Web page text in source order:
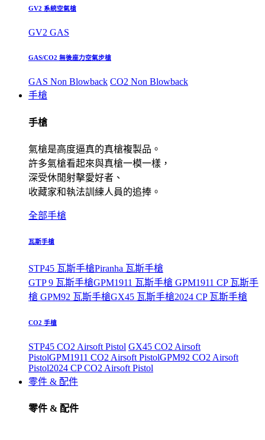
GV2 系統空氣槍
GV2 GAS
GAS/CO2 無後座力空氣步槍
GAS Non Blowback CO2 Non Blowback
手槍
手槍
氣槍是高度逼真的真槍複製品。
許多氣槍看起來與真槍一模一樣，
深受休閒射擊愛好者、
收藏家和執法訓練人員的追捧。
全部手槍
瓦斯手槍
STP45 瓦斯手槍Piranha 瓦斯手槍
GTP 9 瓦斯手槍GPM1911 瓦斯手槍 GPM1911 CP 瓦斯手
槍 GPM92 瓦斯手槍GX45 瓦斯手槍2024 CP 瓦斯手槍
CO2 手槍
STP45 CO2 Airsoft Pistol GX45 CO2 Airsoft
PistolGPM1911 CO2 Airsoft PistolGPM92 CO2 Airsoft
Pistol2024 CP CO2 Airsoft Pistol
零件 & 配件
零件 & 配件